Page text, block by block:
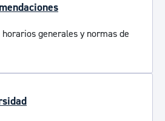
generales y normas de